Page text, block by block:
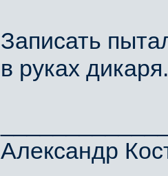
Записать
в руках
Александр